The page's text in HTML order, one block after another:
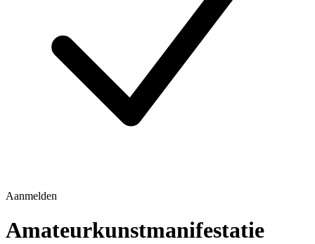
Aanmelden
Amateurkunstmanifestatie